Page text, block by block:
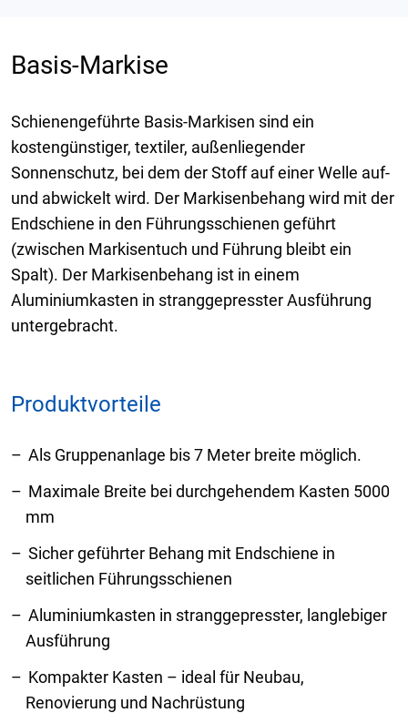
Basis-Markise
Schienengeführte Basis-Markisen sind ein
kostengünstiger, textiler, außenliegender
Sonnenschutz, bei dem der Stoff auf einer Welle auf-
und abwickelt wird. Der Markisenbehang wird mit der
Endschiene in den Führungsschienen geführt
(zwischen Markisentuch und Führung bleibt ein
Spalt). Der Markisenbehang ist in einem
Aluminiumkasten in stranggepresster Ausführung
untergebracht.
Produktvorteile
Als Gruppenanlage bis 7 Meter breite möglich.
Maximale Breite bei durchgehendem Kasten 5000
mm
Sicher geführter Behang mit Endschiene in
seitlichen Führungsschienen
Aluminiumkasten in stranggepresster, langlebiger
Ausführung
Kompakter Kasten – ideal für Neubau,
Renovierung und Nachrüstung